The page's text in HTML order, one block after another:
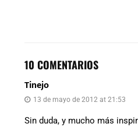
10 COMENTARIOS
Tinejo
13 de mayo de 2012 at 21:53
Sin duda, y mucho más